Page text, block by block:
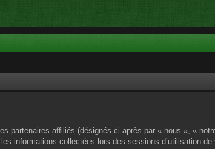
partenaires affiliés (désignés ci-après par « nous », «
informations collectées lors des sessions d’utilisation